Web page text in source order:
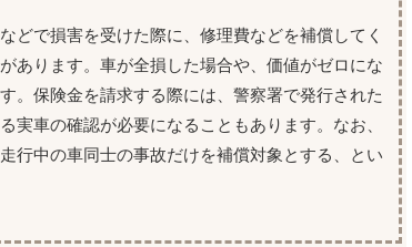
どで損害を受けた際に、修理費などを補償してく
あります。車が全損した場合や、価値がゼロにな
。保険金を請求する際には、警察署で発行された
車の確認が必要になることもあります。なお、
行中の車同士の事故だけを補償対象とする、とい